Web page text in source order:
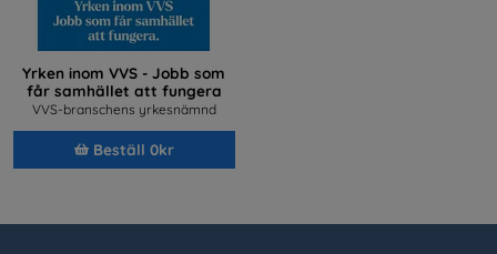
Yrken inom VVS - Jobb som
får samhället att fungera
VVS-branschens yrkesnämnd
Beställ 0kr